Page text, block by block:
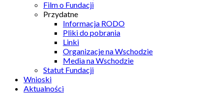
Film o Fundacji
Przydatne
Informacja RODO
Pliki do pobrania
Linki
Organizacje na Wschodzie
Media na Wschodzie
Statut Fundacji
Wnioski
Aktualności